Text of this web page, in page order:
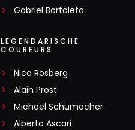
Gabriel Bortoleto
LEGENDARISCHE
COUREURS
Nico Rosberg
Alain Prost
Michael Schumacher
Alberto Ascari